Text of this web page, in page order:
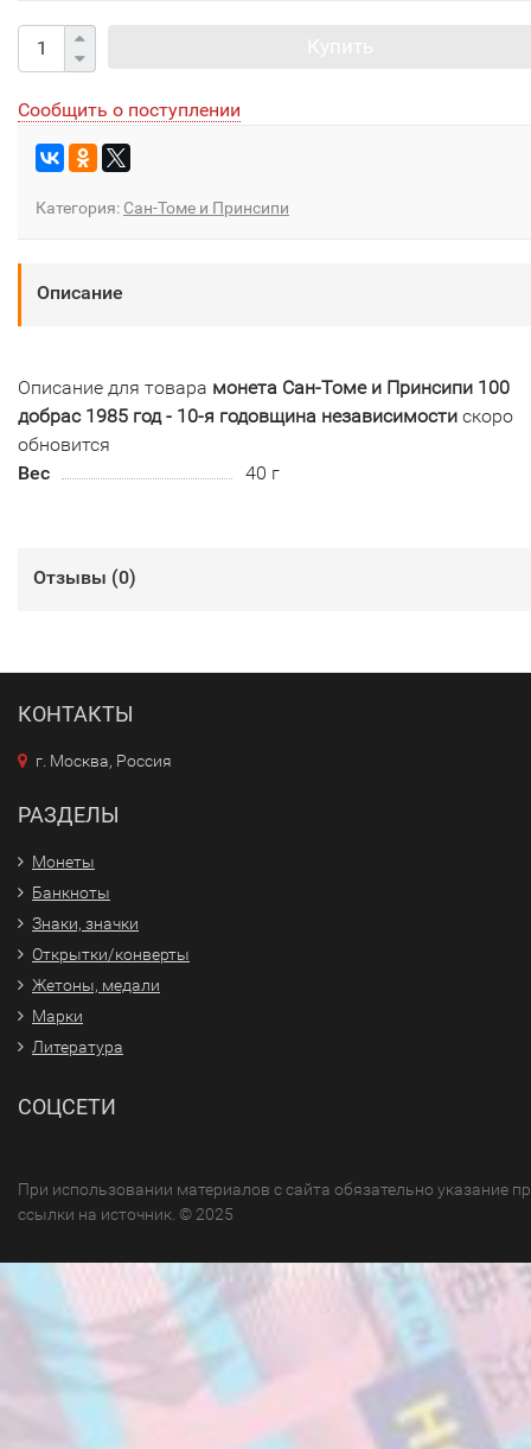
Сообщить о поступлении
Категория: Сан-Томе и Принсипи
Описание
Описание для товара монета Сан-Томе и Принсипи 100
добрас 1985 год - 10-я годовщина независимости скоро
обновится
Вес
40 г
Отзывы (0)
КОНТАКТЫ
г. Москва, Россия
РАЗДЕЛЫ
Монеты
Банкноты
Знаки, значки
Открытки/конверты
Жетоны, медали
Марки
Литература
СОЦСЕТИ
При использовании материалов с сайта обязательно указание
ссылки на источник. © 2025